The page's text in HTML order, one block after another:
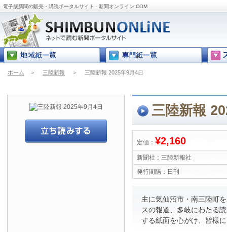
電子版新聞の販売・購読ポータルサイト - 新聞オンライン.COM
ホーム ＞ 三陸新報 ＞ 三陸新報 2025年9月4日
三陸新報
定価： ¥2,160
新聞社： 三陸新報社
発行間隔： 日刊
主に気仙沼市・南三陸町
スの報道、多岐にわたる
する紙面を心がけ、皆様